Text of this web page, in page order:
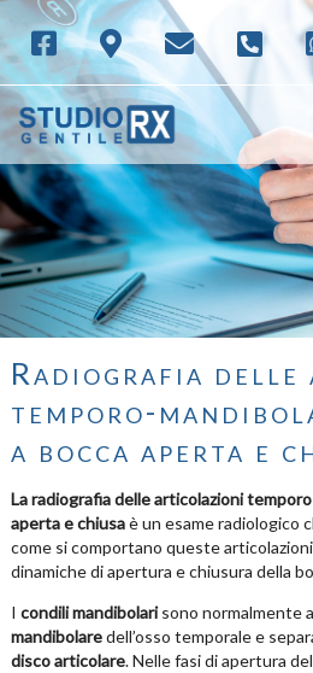
Radiografia
temporo-
a bocca aperta e
La radiografia delle articolazioni
aperta e chiusaè un esame radiologico
come si comportano queste
dinamiche di apertura e chiusura della
I condili mandibolarisono normalmente
mandibolaredell’osso temporale e
disco articolare. Nelle fasi di apertura